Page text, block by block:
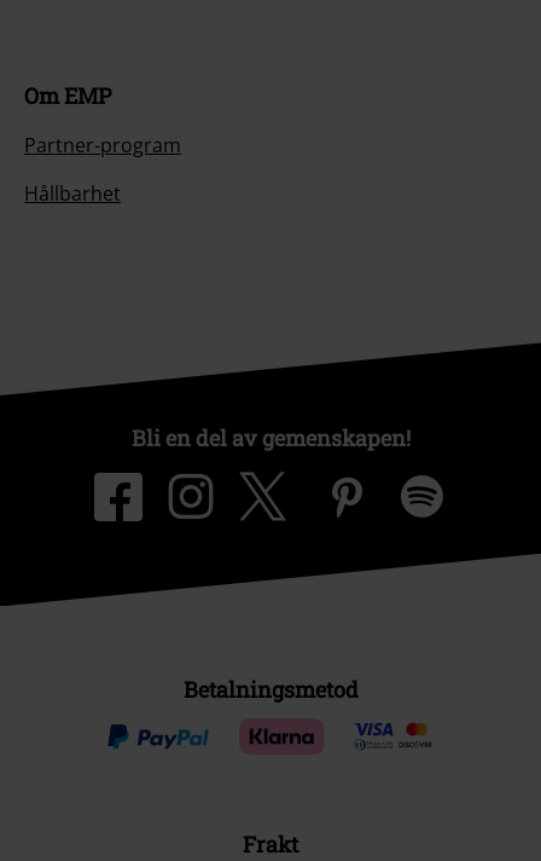
Om EMP
Partner-program
Hållbarhet
Bli en del av gemenskapen!
Betalningsmetod
Frakt